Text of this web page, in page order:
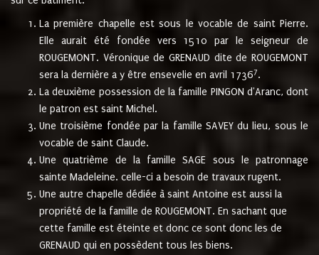
La première chapelle est sous le vocable de saint Pierre.
Elle aurait été fondée vers 1510 par le seigneur de
ROUGEMONT. Véronique de GRENAUD dite de ROUGEMONT
sera la dernière a y être ensevelie en avril 17367.
La deuxième possession de la famille PINGON d'Aranc, dont
le patron est saint Michel.
Une troisième fondée par la famille SAVEY du lieu, sous le
vocable de saint Claude.
Une quatrième de la famille SAGE sous le patronnage
sainte Madeleine. celle-ci a besoin de travaux rugent.
Une autre chapelle dédiée à saint Antoine est aussi la
propriété de la famille de ROUGEMONT. En sachant que
cette famille est éteinte et donc ce sont donc les de
GRENAUD qui en possèdent tous les biens.